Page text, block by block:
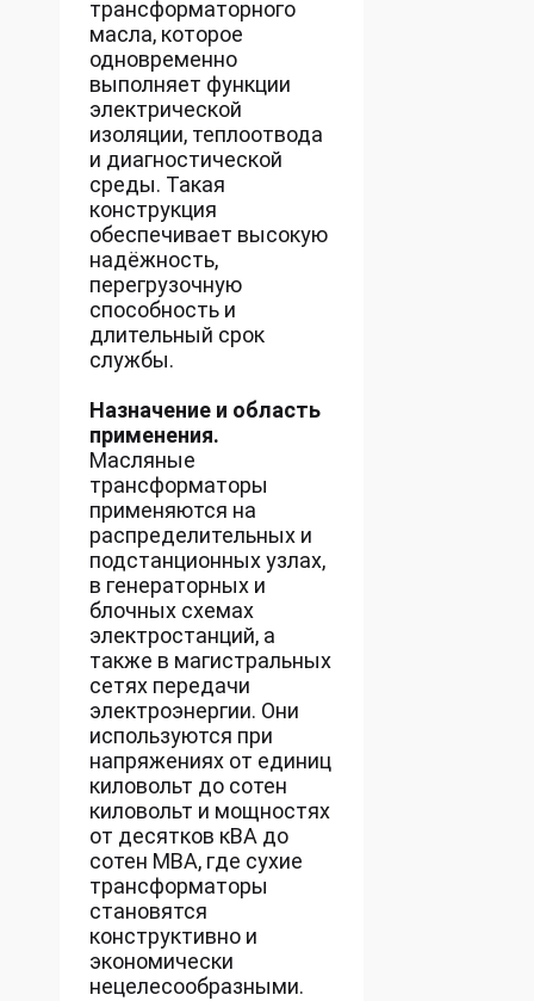
трансформаторного
масла, которое
одновременно
выполняет функции
электрической
изоляции, теплоотвода
и диагностической
среды. Такая
конструкция
обеспечивает высокую
надёжность,
перегрузочную
способность и
длительный срок
службы.
Назначение и область
применения.
Масляные
трансформаторы
применяются на
распределительных и
подстанционных узлах,
в генераторных и
блочных схемах
электростанций, а
также в магистральных
сетях передачи
электроэнергии. Они
используются при
напряжениях от единиц
киловольт до сотен
киловольт и мощностях
от десятков кВА до
сотен МВА, где сухие
трансформаторы
становятся
конструктивно и
экономически
нецелесообразными.